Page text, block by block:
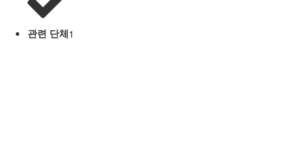
관련 단체1